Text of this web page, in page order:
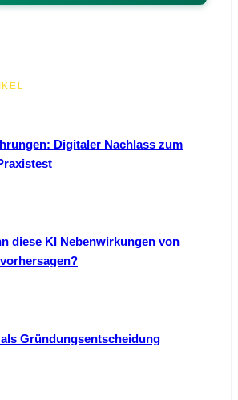
Digitaler Nachlass zum
diese KI Nebenwirkungen von
Gründungsentscheidung